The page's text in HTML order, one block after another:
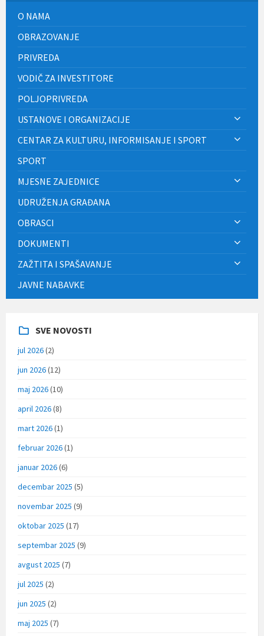
O NAMA
OBRAZOVANJE
PRIVREDA
VODIČ ZA INVESTITORE
POLJOPRIVREDA
USTANOVE I ORGANIZACIJE
CENTAR ZA KULTURU, INFORMISANJE I SPORT
SPORT
MJESNE ZAJEDNICE
UDRUŽENJA GRAĐANA
OBRASCI
DOKUMENTI
ZAŽTITA I SPAŠAVANJE
JAVNE NABAVKE
SVE NOVOSTI
jul 2026(2)
jun 2026(12)
maj 2026(10)
april 2026(8)
mart 2026(1)
februar 2026(1)
januar 2026(6)
decembar 2025 (5)
novembar 2025 (9)
oktobar 2025 (17)
septembar 2025 (9)
avgust 2025 (7)
jul 2025 (2)
jun 2025 (2)
maj 2025 (7)